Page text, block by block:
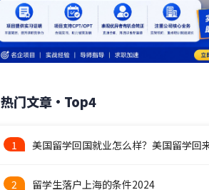
热门文章·Top4
1
2 留学生落户上海的条件2024